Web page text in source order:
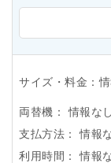
サイズ・料金：
両替機：
情報なし
支払方法：
情報
利用時間：
情報